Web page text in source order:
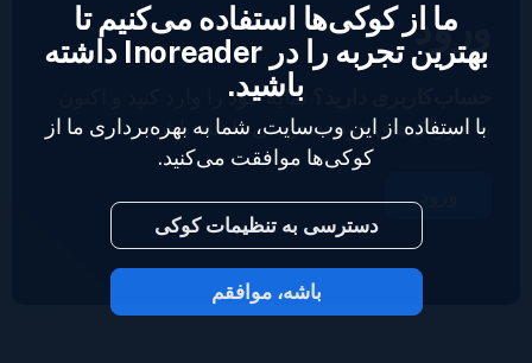
ورود
نمایه خود را وارد کنید و اکنون
به خوراک‌های خود دسترسی داشته باشید.
2023 © Inoreader
ما از کوکی‌ها استفاده می‌کنیم تا
بهترین تجربه را در Inoreader داشته
باشید.
با استفاده از این وب‌سایت، شما به بهره‌برداری ما از
کوکی‌ها موافقت می‌کنید.
دسترسی به تنظیمات کوکی
باشه، موافقم